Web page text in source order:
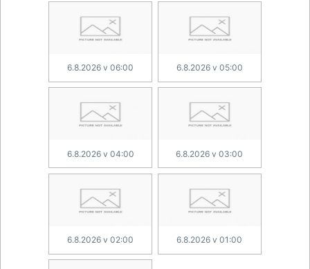
6.8.2026 v 06:00 6.8.2026 v 05:00
6.8.2026 v 04:00 6.8.2026 v 03:00
6.8.2026 v 02:00 6.8.2026 v 01:00